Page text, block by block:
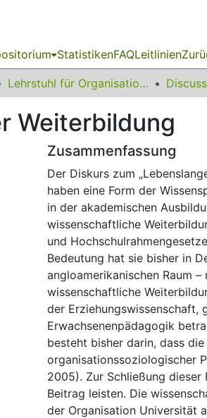
StatistikenFAQLeitlinien
Lehrstuhl für Organisationsforschung, Sozial- & Weiterbildungsmanagement
Weiterbildung
Zusammenfassung
Der Diskurs zum
haben eine Form der
in der akademischen
wissenschaftliche
und
Bedeutung hat sie bisher in
angloamerikanischen Raum
wissenschaftliche
der Erziehungswissenschaft,
Erwachsenenpädagogik
besteht bisher darin, dass
organisationssoziologischer
2005). Zur Schließung
Beitrag leisten. Die
der Organisation Universität